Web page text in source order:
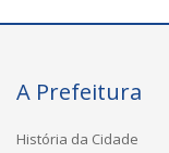
A Prefeitura
História da Cidade